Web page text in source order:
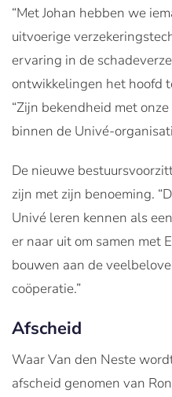
“Met Johan hebben we
uitvoerige
ervaring in de
ontwikkelingen het hoofd
“Zijn bekendheid met
binnen de Univé-
De nieuwe
zijn met zijn benoeming.
Univé leren kennen als
er naar uit om samen met
bouwen aan de
coöperatie.”
Afscheid
Waar Van den Neste
afscheid genomen van